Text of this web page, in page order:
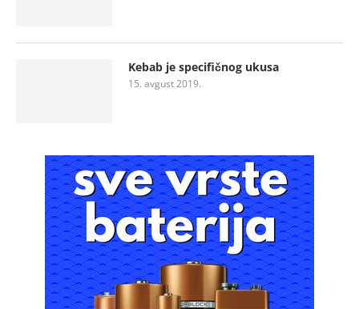
Kebab je specifičnog ukusa
15. avgust 2019.